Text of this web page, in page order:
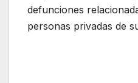
defunciones
personas privadas de